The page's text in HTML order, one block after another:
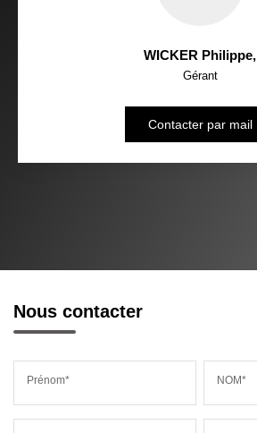
WICKER Philippe,
Gérant
Contacter par mail
Nous contacter
Prénom* NOM*